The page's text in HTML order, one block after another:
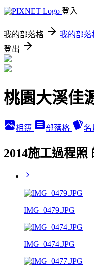
登入
我的部落格 我的部落
登出
桃園大溪佳
相簿 部落格 名
2014施工過程照
IMG_0479.JPG
IMG_0474.JPG